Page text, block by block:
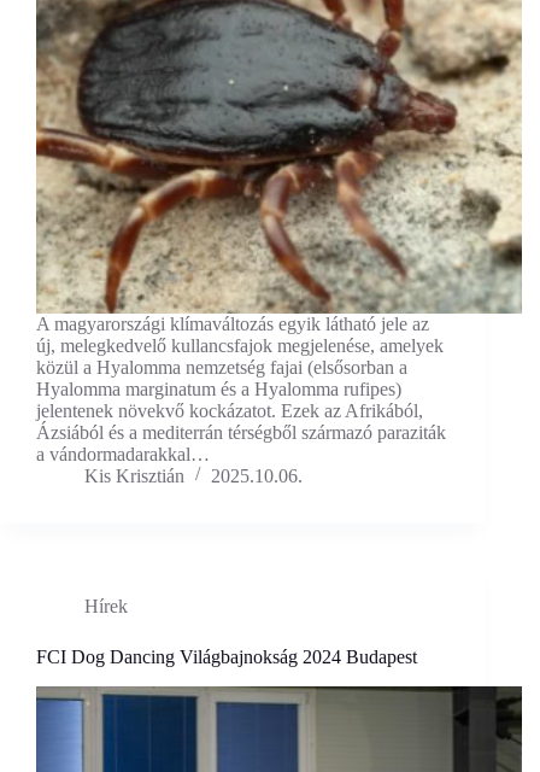
A magyarországi klímaváltozás egyik látható jele az
új, melegkedvelő kullancsfajok megjelenése, amelyek
közül a Hyalomma nemzetség fajai (elsősorban a
Hyalomma marginatum és a Hyalomma rufipes)
jelentenek növekvő kockázatot. Ezek az Afrikából,
Ázsiából és a mediterrán térségből származó paraziták
a vándormadarakkal…
Kis Krisztián
2025.10.06.
Hírek
FCI Dog Dancing Világbajnokság 2024 Budapest